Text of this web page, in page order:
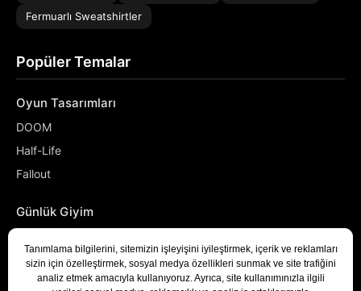
Fermuarlı Sweatshirtler
Popüler Temalar
Oyun Tasarımları
DOOM
Half-Life
Fallout
Günlük Giyim
Denizci
Developer